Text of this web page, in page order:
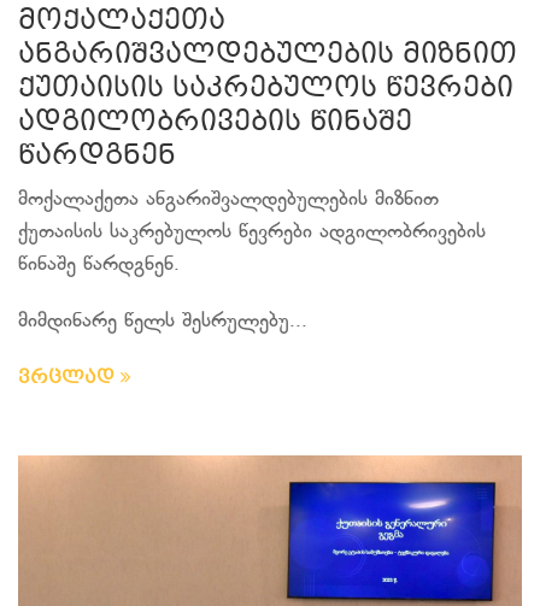
მოქალაქეთა
ანგარიშვალდებულების მიზნით
ქუთაისის საკრებულოს წევრები
ადგილობრივების წინაშე
წარდგნენ
მოქალაქეთა ანგარიშვალდებულების მიზნით
ქუთაისის საკრებულოს წევრები ადგილობრივების
წინაშე წარდგნენ.
მიმდინარე წელს შესრულებუ...
ვრცლად